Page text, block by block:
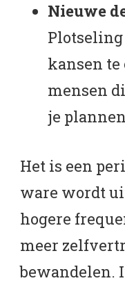
Nieuwe
kansen te
mensen
je
Het is een
ware wordt
hogere
meer
bewandelen.